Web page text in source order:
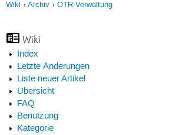
Wiki Archiv OTR-Verwaltung
Wiki
Index
Letzte Änderungen
Liste neuer Artikel
Übersicht
FAQ
Benutzung
Kategorie